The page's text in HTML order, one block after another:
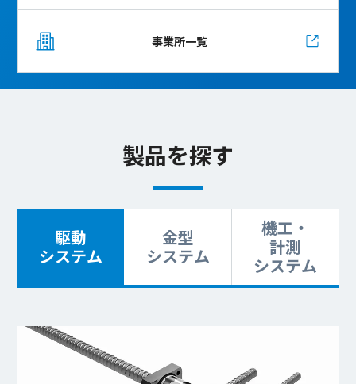
事業所一覧
製品を探す
駆動
システム
金型
システム
機工・
計測
システム